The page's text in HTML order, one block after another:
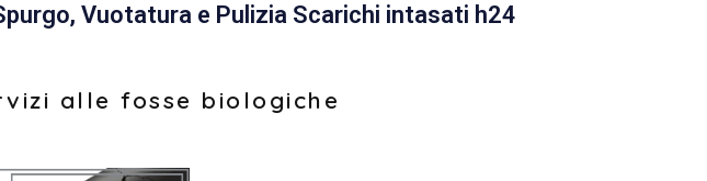
Vuotatura e Pulizia Scarichi intasati h24
alle fosse biologiche